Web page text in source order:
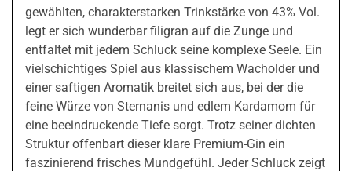
gewählten, charakterstarken Trinkstärke von 43% Vol.
legt er sich wunderbar filigran auf die Zunge und
entfaltet mit jedem Schluck seine komplexe Seele. Ein
vielschichtiges Spiel aus klassischem Wacholder und
einer saftigen Aromatik breitet sich aus, bei der die
feine Würze von Sternanis und edlem Kardamom für
eine beeindruckende Tiefe sorgt. Trotz seiner dichten
Struktur offenbart dieser klare Premium-Gin ein
faszinierend frisches Mundgefühl. Jeder Schluck zeigt